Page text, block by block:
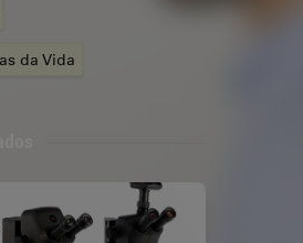
da Vida